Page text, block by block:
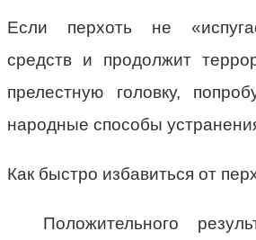
Если перхоть не
средств и продолжит
прелестную головку,
народные способы
Как быстро избавиться от
Положительного